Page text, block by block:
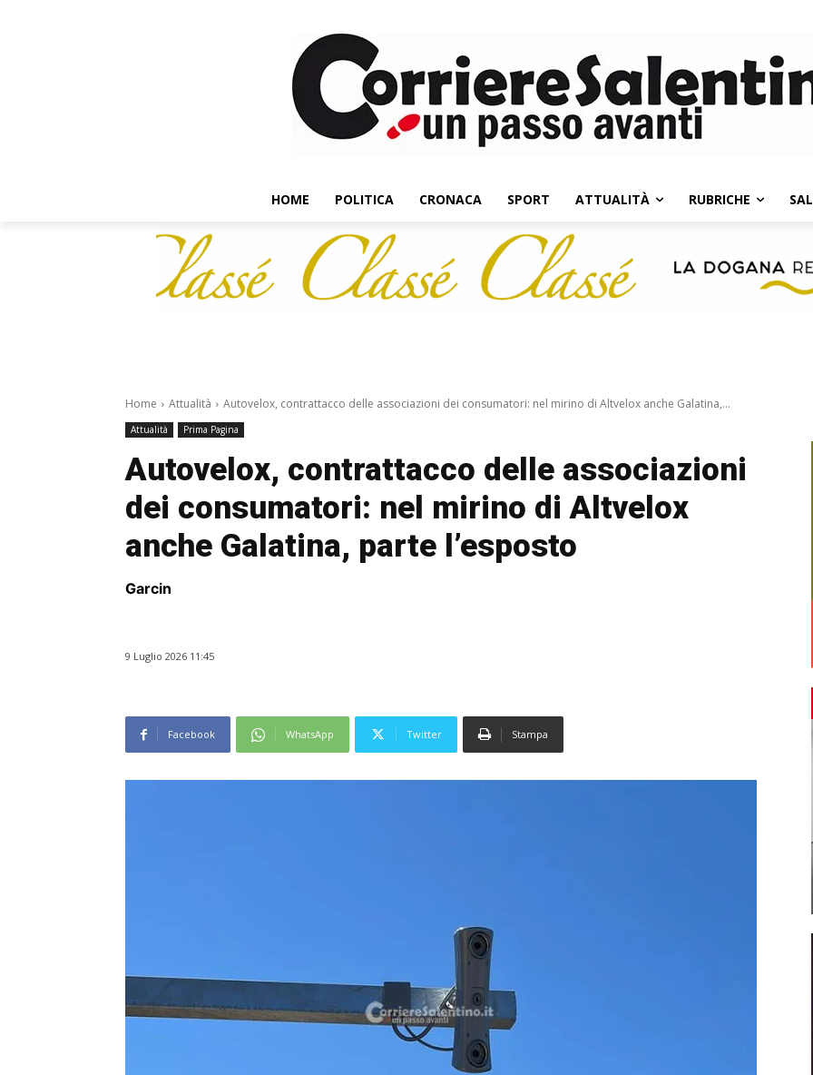
HOME POLITICA CRONACA SPORT ATTUALITÀ RUBRICHE
Home Attualità Autovelox, contrattacco delle associazioni dei consumatori: nel mirino di Altvelox anche Galatina,...
Attualità Prima Pagina
Autovelox, contrattacco delle associazioni
dei consumatori: nel mirino di Altvelox
anche Galatina, parte l’esposto
Garcin
9 Luglio 2026 11:45
Facebook WhatsApp Twitter Stampa